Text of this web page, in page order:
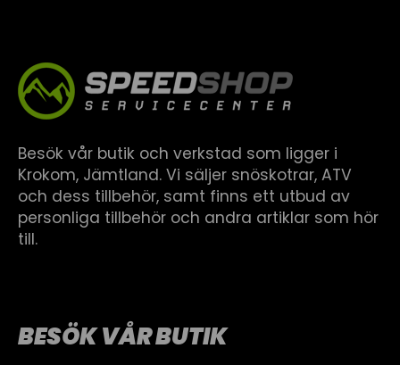
Besök vår butik och verkstad som ligger i
Krokom, Jämtland. Vi säljer snöskotrar, ATV
och dess tillbehör, samt finns ett utbud av
personliga tillbehör och andra artiklar som hör
till.
BESÖK VÅR BUTIK